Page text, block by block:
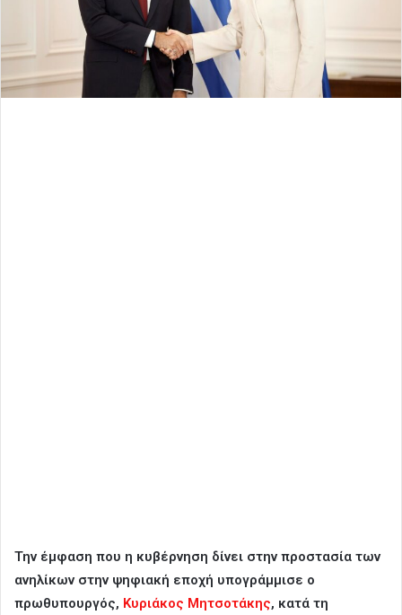
Την έμφαση που η κυβέρνηση δίνει στην προστασία των
ανηλίκων στην ψηφιακή εποχή υπογράμμισε ο
πρωθυπουργός, Κυριάκος Μητσοτάκης, κατά τη